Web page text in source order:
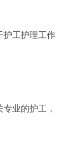
工护理工作
业的护工，